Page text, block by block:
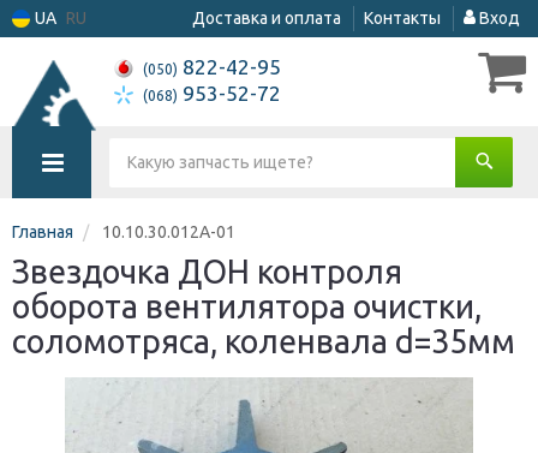
UA RU Доставка и оплата Контакты Вход
(050) 822-42-95
(068) 953-52-72
Главная 10.10.30.012А-01
Звездочка ДОН контроля
оборота вентилятора очистки,
соломотряса, коленвала d=35мм